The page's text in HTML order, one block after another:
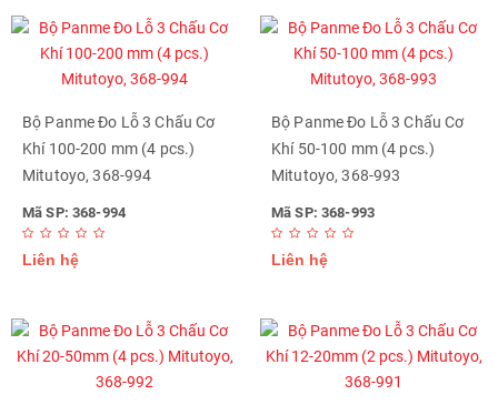
Bộ Panme Đo Lỗ 3 Chấu Cơ
Khí 100-200 mm (4 pcs.)
Mitutoyo, 368-994
Mã SP: 368-994
Liên hệ
Bộ Panme Đo Lỗ 3 Chấu Cơ
Khí 50-100 mm (4 pcs.)
Mitutoyo, 368-993
Mã SP: 368-993
Liên hệ